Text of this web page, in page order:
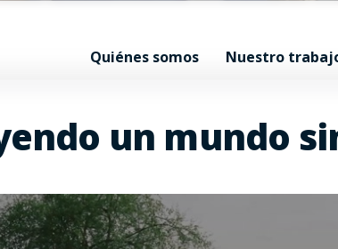
Quiénes somos Nuestro
un mundo